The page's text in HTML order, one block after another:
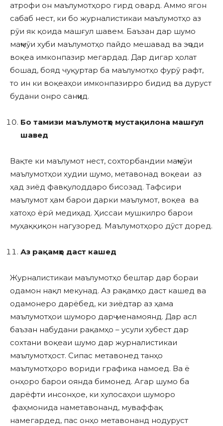
атрофи он маълумотҳоро гирд овард. Аммо ягон
сабаб нест, ки бо журналистикаи маълумотҳо аз
рӯи як қоида машғул шавем. Баъзан дар шумо
маҷмӯи хуби маълумотҳо пайдо мешавад ва эҷоди
воқеа имконпазир мегардад. Дар дигар ҳолат
бошад, бояд чуқуртар ба маълумотҳо фурӯ рафт,
то ин ки воқеаҳои имконпазирро бидид ва дуруст
будани онро санҷид.
Бо тамизи маълумотҳо мустақилона машғул
шавед
Вақте ки маълумот нест, сохторбандии маҷмӯи
маълумотҳои худии шумо, метавонад воқеаи аз
ҳад зиёд фавқулоддаро бисозад. Тафсири
маълумот ҳам барои дарки маълумот, воқеа ва
хатоҳо ёрӣ медиҳад. Ҳиссаи мушкилро барои
муҳаққиқон нагузоред. Маълумотҳоро дӯст доред.
Аз рақамҳо даст кашед
Журналистикаи маълумотҳо бештар дар бораи
одамон нақл мекунад. Аз рақамҳо даст кашед ва
одамонеро дарёбед, ки зиёдтар аз ҳама
маълумотҳои шуморо дарҷ менамоянд. Дар асл
баъзан набудани рақамҳо – усули хубест дар
сохтани воқеаи шумо дар журналистикаи
маълумотҳост. Сипас метавонед танҳо
маълумотҳоро вориди графика намоед. Ва ё
онҳоро барои оянда бимонед. Агар шумо ба
дарёфти инсонҳое, ки хулосаҳои шуморо
фаҳмонида наметавонанд, муваффақ
намегардед, пас онҳо метавонанд нодуруст